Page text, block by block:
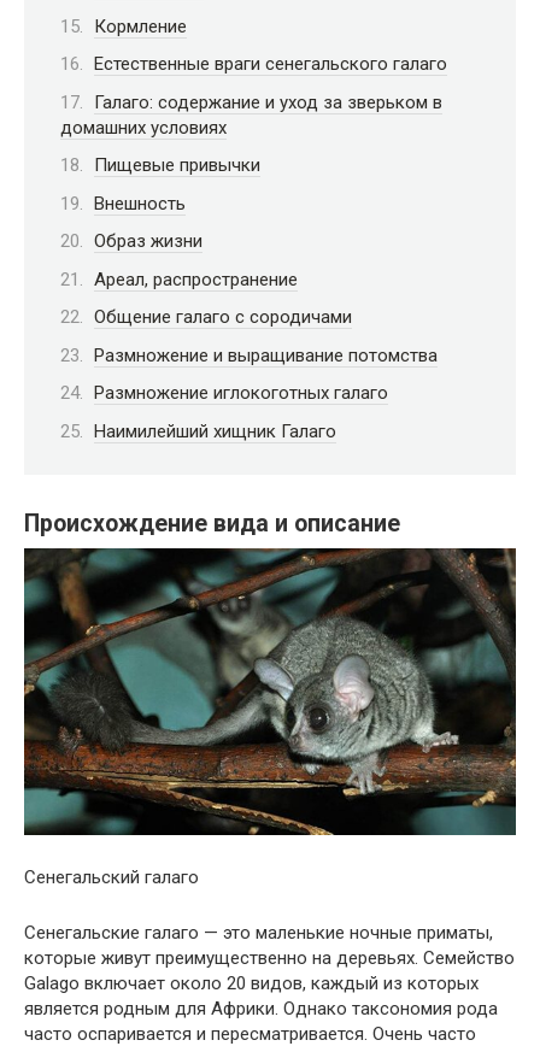
Кормление
Естественные враги сенегальского галаго
Галаго: содержание и уход за зверьком в
домашних условиях
Пищевые привычки
Внешность
Образ жизни
Ареал, распространение
Общение галаго с сородичами
Размножение и выращивание потомства
Размножение иглокоготных галаго
Наимилейший хищник Галаго
Происхождение вида и описание
Сенегальский галаго
Сенегальские галаго — это маленькие ночные приматы,
которые живут преимущественно на деревьях. Семейство
Galago включает около 20 видов, каждый из которых
является родным для Африки. Однако таксономия рода
часто оспаривается и пересматривается. Очень часто